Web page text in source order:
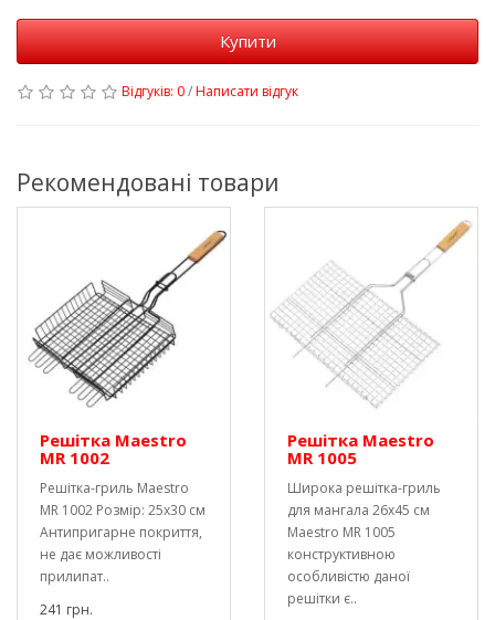
Купити
Відгуків: 0/Написати відгук
Рекомендовані товари
Решітка Maestro
MR 1002
Решітка-гриль Maestro
MR 1002 Розмір: 25х30 см
Антипригарне покриття,
не дає можливості
прилипат..
241 грн.
Решітка Maestro
MR 1005
Широка решітка-гриль
для мангала 26х45 см
Maestro MR 1005
конструктивною
особливістю даної
решітки є..